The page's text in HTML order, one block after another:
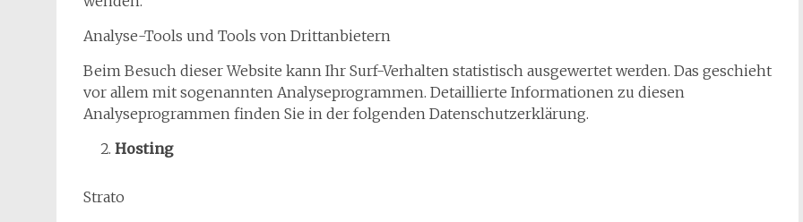
Analyse-Tools und Tools von Drittanbietern
Beim Besuch dieser Website kann Ihr Surf-Verhalten statistisch ausgewertet werden. Das geschieht
vor allem mit sogenannten Analyseprogrammen. Detaillierte Informationen zu diesen
Analyseprogrammen finden Sie in der folgenden Datenschutzerklärung.
Hosting
Strato